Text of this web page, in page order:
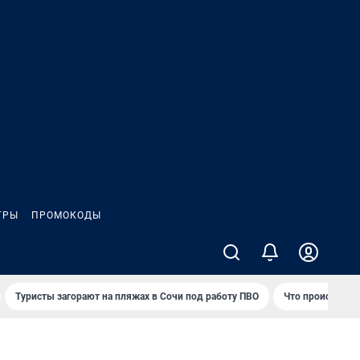
ПРОМОКОДЫ
Туристы загорают на пляжах в Сочи под работу ПВО Что происходит